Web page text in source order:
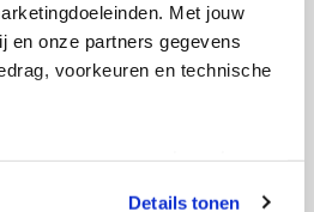
Met jouw
en onze partners gegevens
voorkeuren en technische
Details tonen
aan de transactiekosten